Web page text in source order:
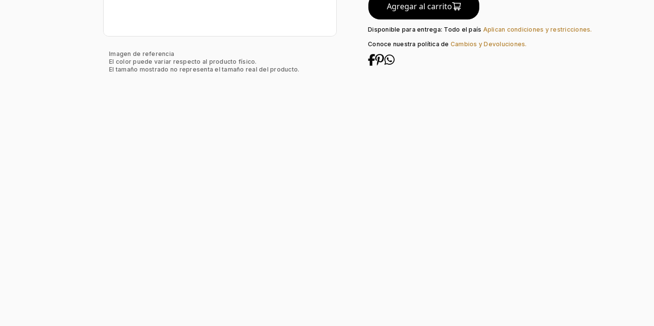
Imagen de referencia
El color puede variar respecto al producto físico.
El tamaño mostrado no representa el tamaño real del producto.
Piedra central: Cristal
Agregar al carrito
Disponible para entrega: Todo el país Aplican condiciones y restricciones.
Conoce nuestra política de Cambios y Devoluciones.